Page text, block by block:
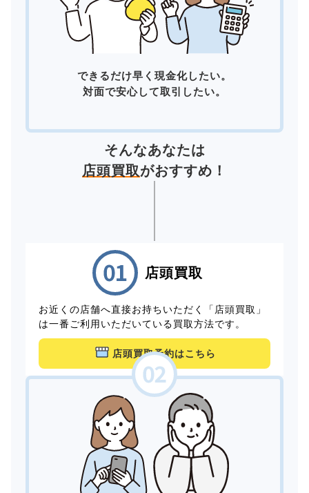
できるだけ早く現金化したい。
対面で安心して取引したい。
そんなあなたは
店頭買取がおすすめ！
店頭買取
お近くの店舗へ直接お持ちいただく「店頭買取」
は一番ご利用いただいている買取方法です。
店頭買取予約はこちら